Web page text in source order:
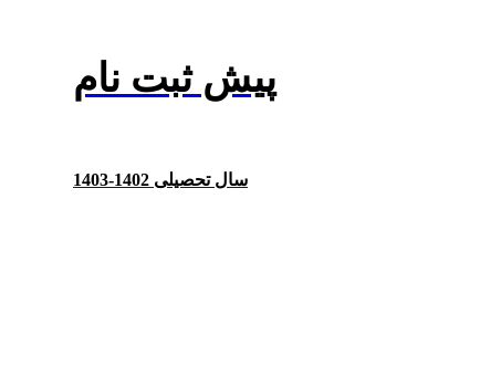
پیش ثبت نام
سال تحصیلی 1402-1403